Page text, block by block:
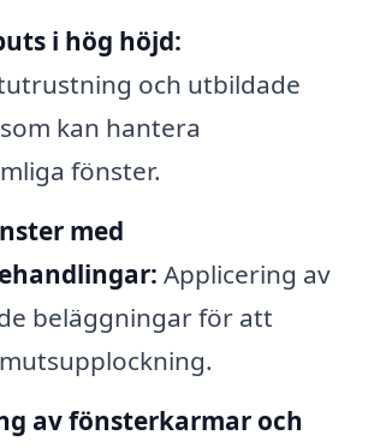
i hög höjd:
och utbildade
kan hantera
fönster.
med
Applicering av
beläggningar för att
av fönsterkarmar och